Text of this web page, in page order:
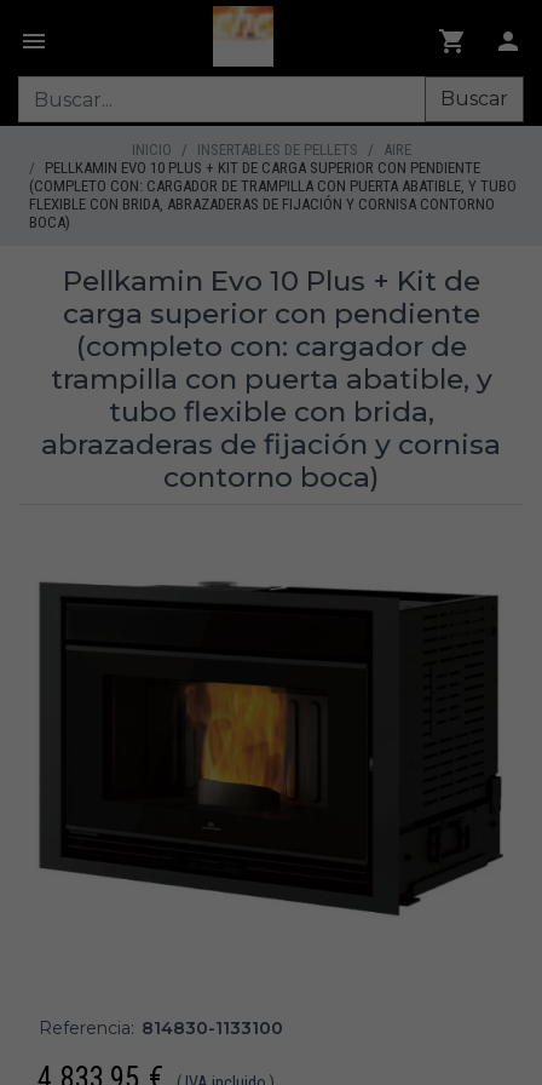
Buscar
INICIO INSERTABLES DE PELLETS
AIRE
PELLKAMIN EVO 10 PLUS + KIT DE CARGA SUPERIOR CON PENDIENTE
(COMPLETO CON: CARGADOR DE TRAMPILLA CON PUERTA ABATIBLE, Y TUBO
FLEXIBLE CON BRIDA, ABRAZADERAS DE FIJACIÓN Y CORNISA CONTORNO
BOCA)
Pellkamin Evo 10 Plus + Kit de
carga superior con pendiente
(completo con: cargador de
trampilla con puerta abatible, y
tubo flexible con brida,
abrazaderas de fijación y cornisa
contorno boca)
Referencia: 814830-1133100